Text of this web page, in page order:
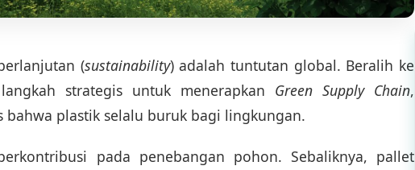
(sustainability) adalah tuntutan global. Beralih ke
strategis untuk menerapkan Green Supply Chain,
plastik selalu buruk bagi lingkungan.
pada penebangan pohon. Sebaliknya, pallet